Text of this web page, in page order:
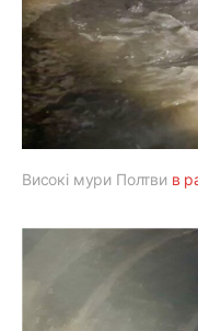
Високі мури Полтви в